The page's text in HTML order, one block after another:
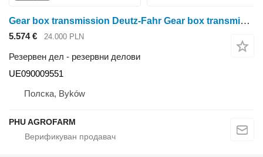
Gear box transmission Deutz-Fahr Gear box transmission Deutz Agrotron M410 UE090009551 за тркала трактор Deutz-Fahr Agrotron M410
5.574 € 24.000 PLN
Резервен дел - резервни делови
UE090009551
Полска, Byków
PHU AGROFARM